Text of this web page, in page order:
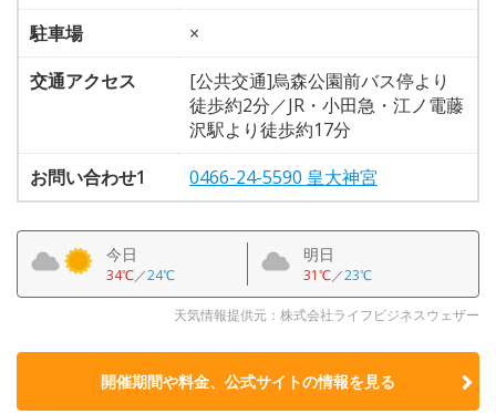
駐車場
×
交通アクセス
[公共交通]烏森公園前バス停より
徒歩約2分／JR・小田急・江ノ電藤
沢駅より徒歩約17分
お問い合わせ1
0466-24-5590 皇大神宮
今日
34℃／24℃
明日
31℃／23℃
天気情報提供元：株式会社ライフビジネスウェザー
開催期間や料金、公式サイトの情報を見る